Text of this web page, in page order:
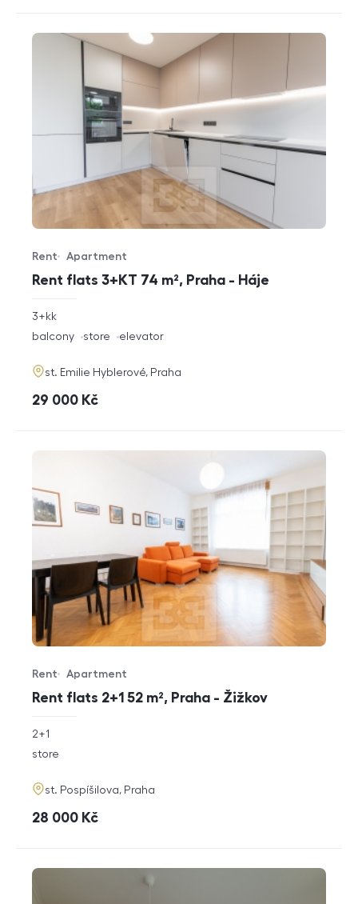
Rent flats 3+KT 74 m², Praha - Háje
Offer type
Rent
Property type
Apartment
rozměry
3+kk
funkce
balcony store elevator
adresa
st. Emilie Hyblerové, Praha
cena
29 000 Kč
Rent flats 2+1 52 m², Praha - Žižkov
Offer type
Rent
Property type
Apartment
rozměry
2+1
funkce
store
adresa
st. Pospíšilova, Praha
cena
28 000 Kč